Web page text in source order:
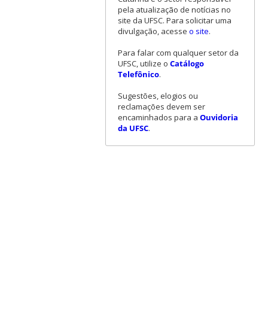
pela atualização de notícias no
site da UFSC. Para solicitar uma
divulgação, acesse o site.
Para falar com qualquer setor da
UFSC, utilize o Catálogo
Telefônico.
Sugestões, elogios ou
reclamações devem ser
encaminhados para a Ouvidoria
da UFSC.